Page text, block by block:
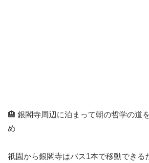
🏨 銀閣寺周辺に泊まって朝の哲学の道
め
祇園から銀閣寺はバス1本で移動できる